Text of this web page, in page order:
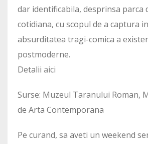
dar identificabila, desprinsa parca
cotidiana, cu scopul de a captura
absurditatea tragi-comica a
postmoderne.
Detalii aici
Surse: Muzeul Taranului Roman,
de Arta Contemporana
Pe curand, sa aveti un weekend